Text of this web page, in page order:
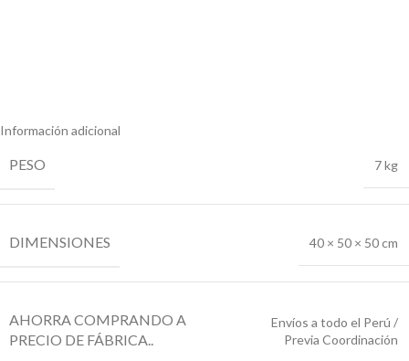
Información adicional
PESO 7 kg
DIMENSIONES 40 × 50 × 50 cm
AHORRA COMPRANDO A
PRECIO DE FÁBRICA..
Envíos a todo el Perú /
Previa Coordinación